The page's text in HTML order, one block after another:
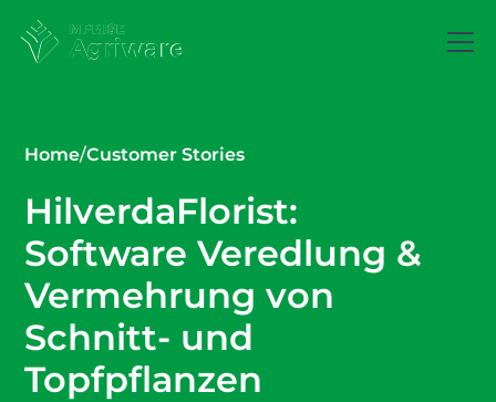
Home/Customer Stories
HilverdaFlorist:
Software Veredlung &
Vermehrung von
Schnitt- und
Topfpflanzen